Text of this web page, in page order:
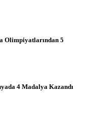
Olimpiyatlarından 5
4 Madalya Kazandı